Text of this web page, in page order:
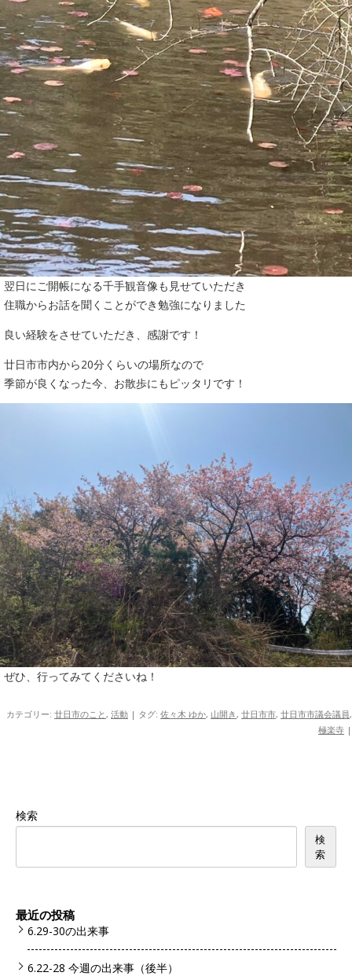
翌日にご開帳になる千手観音像も見せていただき
住職からお話を聞くことができ勉強になりました
良い経験をさせていただき、感謝です！
廿日市市内から20分くらいの場所なので
季節が良くなった今、お散歩にもピッタリです！
ぜひ、行ってみてくださいね！
カテゴリー: 廿日市のこと, 活動 | タグ: 佐々木 ゆか, 山開き, 廿日市市, 廿日市市議会議員,
極楽寺 |
検索
検
索
最近の投稿
6.29-30の出来事
6.22-28 今週の出来事（後半）